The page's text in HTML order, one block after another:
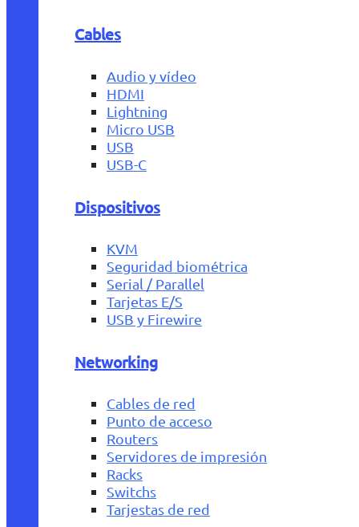
Cables
Audio y vídeo
HDMI
Lightning
Micro USB
USB
USB-C
Dispositivos
KVM
Seguridad biométrica
Serial / Parallel
Tarjetas E/S
USB y Firewire
Networking
Cables de red
Punto de acceso
Routers
Servidores de impresión
Racks
Switchs
Tarjestas de red